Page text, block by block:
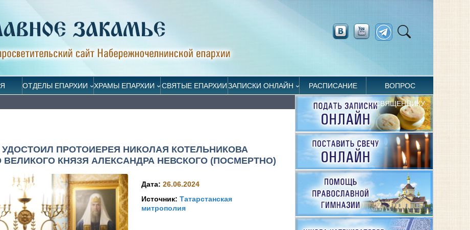
ОТДЕЛЫ ЕПАРХИИ ХРАМЫ ЕПАРХИИ СВЯТЫЕ ЕПАРХИИЗАПИСКИ ОНЛАЙН РАСПИСАНИЕ ВОПРОС
СВЯЩЕННИКУ
ПРОТОИЕРЕЯ НИКОЛАЯ КОТЕЛЬНИКОВА
КНЯЗЯ АЛЕКСАНДРА НЕВСКОГО (ПОСМЕРТНО)
Дата:26.06.2024
Источник:Татарстанская
митрополия